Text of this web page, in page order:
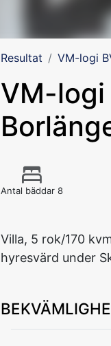
Resultat VM-logi
VM-logi
Antal bäddar 8
Villa, 5 rok/170
hyresvärd under